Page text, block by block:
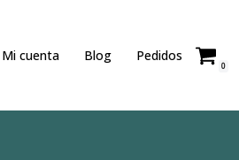
Mi cuenta Blog Pedidos
0